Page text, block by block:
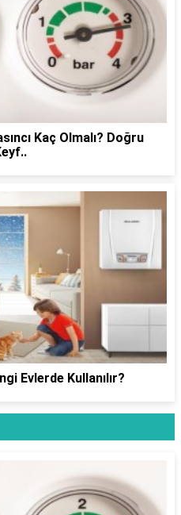
Kaç Olmalı? Doğru
Evlerde Kullanılır?